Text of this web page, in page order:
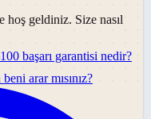
hoş geldiniz. Size nasıl
başarı garantisi nedir?
arar mısınız?